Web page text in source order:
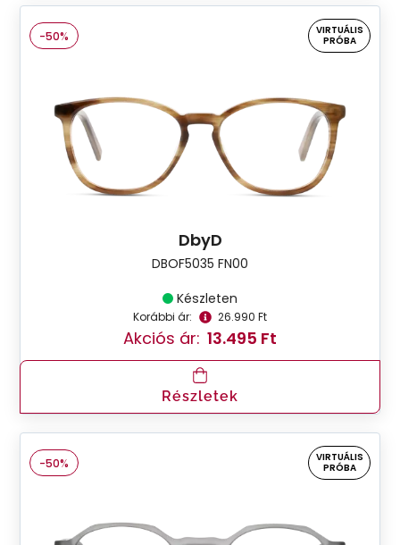
-50%
VIRTUÁLIS
PRÓBA
DbyD
DBOF5035 FN00
Készleten
Korábbi ár: 26.990 Ft
Akciós ár: 13.495 Ft
Részletek
-50%
VIRTUÁLIS
PRÓBA